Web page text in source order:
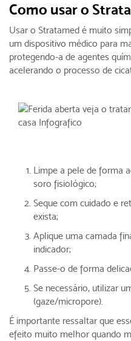
Como usar o
Usar o Stratamed é muito
um dispositivo médico para
protegendo-a de agentes
acelerando o processo de
Limpe a pele de forma
soro fisiológico;
Seque com cuidado e
exista;
Aplique uma camada
indicador;
Passe-o de forma
Se necessário, utilizar
(gaze/micropore).
É importante ressaltar que
efeito muito melhor quando